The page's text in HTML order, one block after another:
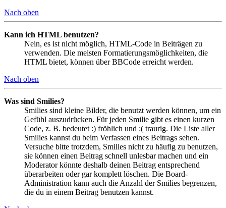
Nach oben
Kann ich HTML benutzen?
Nein, es ist nicht möglich, HTML-Code in Beiträgen zu
verwenden. Die meisten Formatierungsmöglichkeiten, die
HTML bietet, können über BBCode erreicht werden.
Nach oben
Was sind Smilies?
Smilies sind kleine Bilder, die benutzt werden können, um ein
Gefühl auszudrücken. Für jeden Smilie gibt es einen kurzen
Code, z. B. bedeutet :) fröhlich und :( traurig. Die Liste aller
Smilies kannst du beim Verfassen eines Beitrags sehen.
Versuche bitte trotzdem, Smilies nicht zu häufig zu benutzen,
sie können einen Beitrag schnell unlesbar machen und ein
Moderator könnte deshalb deinen Beitrag entsprechend
überarbeiten oder gar komplett löschen. Die Board-
Administration kann auch die Anzahl der Smilies begrenzen,
die du in einem Beitrag benutzen kannst.